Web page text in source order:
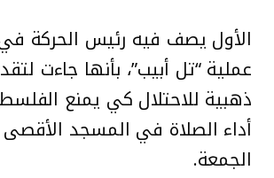
الأول يصف فيه رئيس الحركة في
عملية “تل أبيب”، بأنها جاءت
ذهبية للاحتلال كي يمنع
أداء الصلاة في المسجد الأقصى
الجمعة.